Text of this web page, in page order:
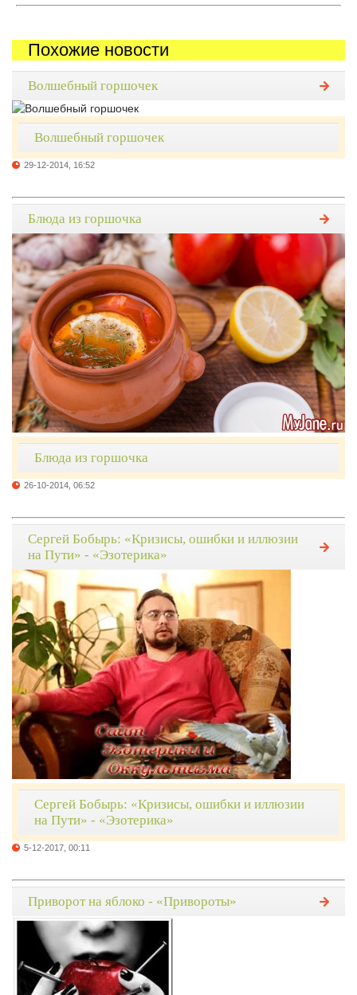
Похожие новости
Волшебный горшочек
Волшебный горшочек
29-12-2014, 16:52
Блюда из горшочка
Блюда из горшочка
26-10-2014, 06:52
Сергей Бобырь: «Кризисы, ошибки и иллюзии
на Пути» - «Эзотерика»
Сергей Бобырь: «Кризисы, ошибки и иллюзии
на Пути» - «Эзотерика»
5-12-2017, 00:11
Приворот на яблоко - «Привороты»